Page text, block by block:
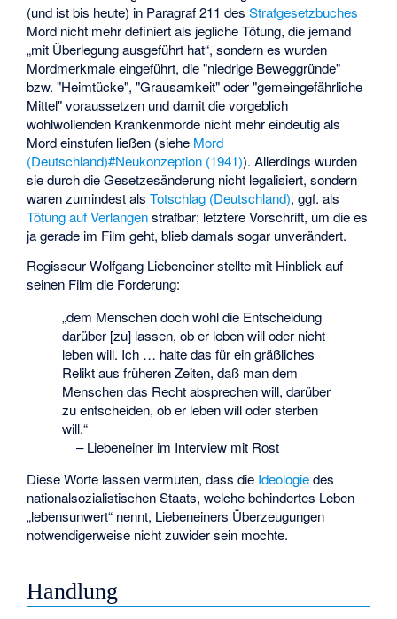
(und ist bis heute) in Paragraf 211 desStrafgesetzbuches
Mord nicht mehr definiert als jegliche Tötung, die jemand
„mit Überlegung ausgeführt hat“, sondern es wurden
Mordmerkmale eingeführt, die "niedrige Beweggründe"
bzw. "Heimtücke", "Grausamkeit" oder "gemeingefährliche
Mittel" voraussetzen und damit die vorgeblich
wohlwollenden Krankenmorde nicht mehr eindeutig als
Mord einstufen ließen (siehe Mord
(Deutschland)#Neukonzeption (1941)). Allerdings wurden
sie durch die Gesetzesänderung nicht legalisiert, sondern
waren zumindest alsTotschlag (Deutschland), ggf. als
Tötung auf Verlangenstrafbar; letztere Vorschrift, um die es
ja gerade im Film geht, blieb damals sogar unverändert.
Regisseur Wolfgang Liebeneiner stellte mit Hinblick auf
seinen Film die Forderung:
„dem Menschen doch wohl die Entscheidung
darüber [zu] lassen, ob er leben will oder nicht
leben will. Ich … halte das für ein gräßliches
Relikt aus früheren Zeiten, daß man dem
Menschen das Recht absprechen will, darüber
zu entscheiden, ob er leben will oder sterben
will.“
–Liebeneiner im Interview mit Rost
Diese Worte lassen vermuten, dass die Ideologiedes
nationalsozialistischen Staats, welche behindertes Leben
„lebensunwert“ nennt, Liebeneiners Überzeugungen
notwendigerweise nicht zuwider sein mochte.
Handlung